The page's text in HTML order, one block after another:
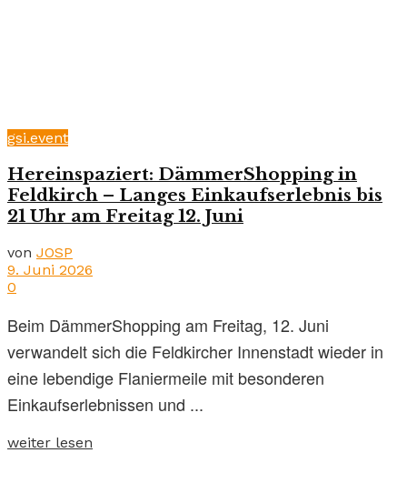
gsi.event
Hereinspaziert: DämmerShopping in
Feldkirch – Langes Einkaufserlebnis bis
21 Uhr am Freitag 12. Juni
von JOSP
9. Juni 2026
0
Beim DämmerShopping am Freitag, 12. Juni
verwandelt sich die Feldkircher Innenstadt wieder in
eine lebendige Flaniermeile mit besonderen
Einkaufserlebnissen und ...
weiter lesen